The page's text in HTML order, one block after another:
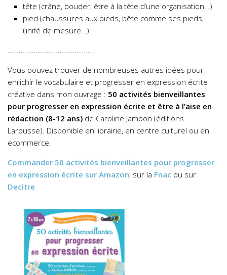
tête (crâne, bouder, être à la tête d’une organisation…)
pied (chaussures aux pieds, bête comme ses pieds,
unité de mesure…)
………………………………………..
Vous pouvez trouver de nombreuses autres idées pour
enrichir le vocabulaire et progresser en expression écrite
créative dans mon ouvrage : 50 activités bienveillantes
pour progresser en expression écrite et être à l’aise en
rédaction (8-12 ans) de Caroline Jambon (éditions
Larousse). Disponible en librairie, en centre culturel ou en
ecommerce.
Commander 50 activités bienveillantes pour progresser
en expression écrite sur Amazon, sur la Fnac ou sur
Decitre